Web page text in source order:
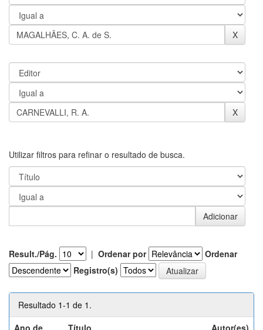
Utilizar filtros para refinar o resultado de busca.
Result./Pág. | Ordenar por
Ordenar
Registro(s)
Resultado 1-1 de 1.
Ano de
Título Autor(es)